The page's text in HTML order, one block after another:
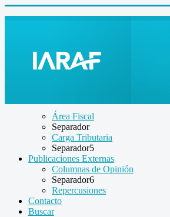
Área Fiscal
Separador
Carga Tributaria
Separador5
Publicaciones Externas
Columnas de Opinión
Separador6
Repercusiones
Contacto
Buscar